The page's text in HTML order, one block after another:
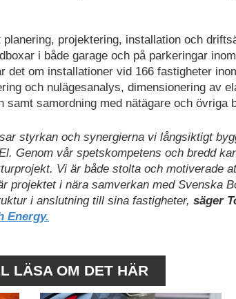
planering, projektering, installation och
i både garage och på parkeringar
det om installationer vid 166 fastigheter
och nulägesanalys, dimensionering av
samt samordning med nätägare och övriga
styrkan och synergierna vi långsiktigt
Genom vår spetskompetens och bredd
Vi är både stolta och motiverade
projektet i nära samverkan med Svenska
i anslutning till sina fastigheter, säger
Energy.
LÄSA OM DET HÄR